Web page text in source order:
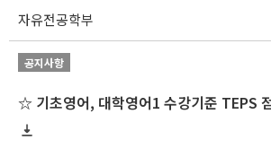
자유전공학부
공지사항
☆ 기초영어, 대학영어1 수강기준 TEPS